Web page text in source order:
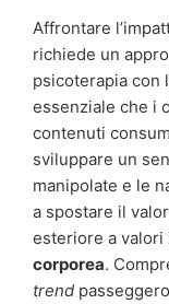
Affrontare
richiede un
psicoterapia con
essenziale che i
contenuti
sviluppare un
manipolate e le
a spostare il
esteriore a
corporea.
trend